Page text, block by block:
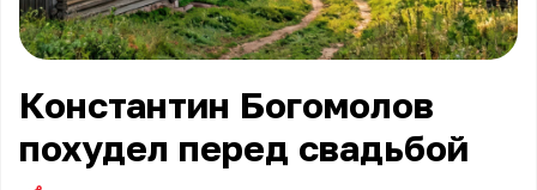
Константин Богомолов
похудел перед свадьбой